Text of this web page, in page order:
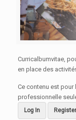
Curricalbumvitae,
en place des
Ce contenu est
professionnelle
Log In